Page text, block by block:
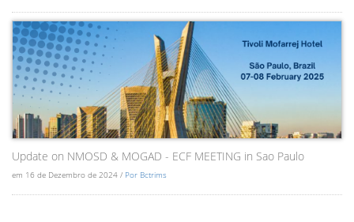
Update on NMOSD & MOGAD - ECF MEETING in Sao Paulo
em 16 de Dezembro de 2024 / Por Bctrims